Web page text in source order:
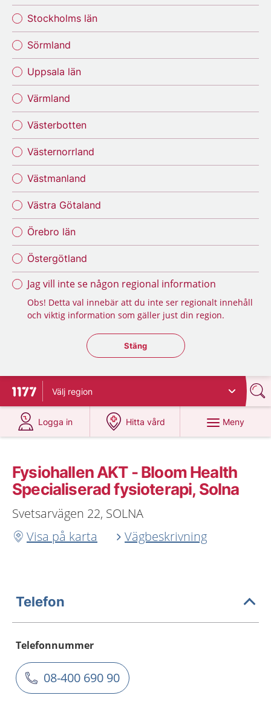
Stockholms län
Sörmland
Uppsala län
Värmland
Västerbotten
Västernorrland
Västmanland
Västra Götaland
Örebro län
Östergötland
Jag vill inte se någon regional information
Obs! Detta val innebär att du inte ser regionalt innehåll
och viktig information som gäller just din region.
Stäng regionsväljaren
Stäng
Till startsidan för 1177
Välj region
Logga in
på 1177.se
Hitta vård
på 1177.se
Meny
Fysiohallen AKT - Bloom Health
Specialiserad fysioterapi, Solna
Svetsarvägen 22, SOLNA
Visa på karta
Vägbeskrivning
Telefon
Telefonnummer
08-400 690 90